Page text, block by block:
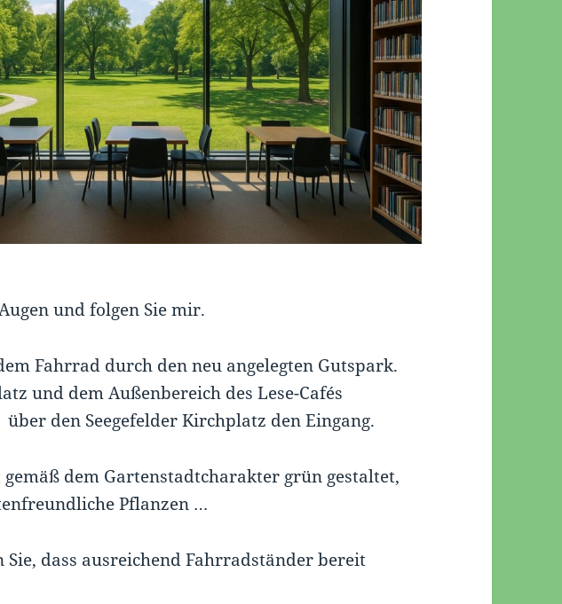
und folgen Sie mir.
Fahrrad durch den neu angelegten Gutspark.
und dem Außenbereich des Lese-Cafés
den Seegefelder Kirchplatz den Eingang.
dem Gartenstadtcharakter grün gestaltet,
Pflanzen …
dass ausreichend Fahrradständer bereit